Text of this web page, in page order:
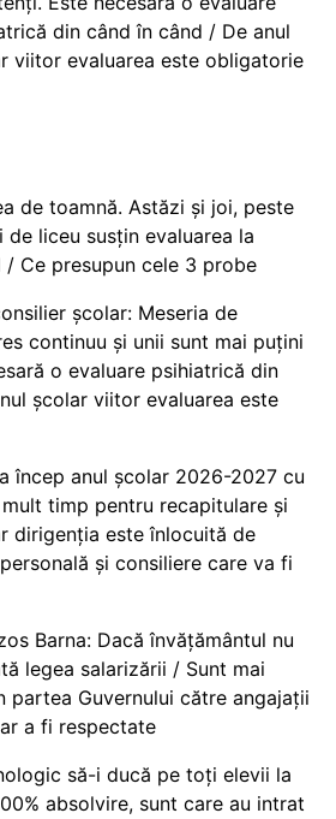
din când în când / De anul
viitor evaluarea este obligatorie
de toamnă. Astăzi și joi, peste
liceu susțin evaluarea la
/ Ce presupun cele 3 probe
școlar: Meseria de
continuu și unii sunt mai puțini
o evaluare psihiatrică din
școlar viitor evaluarea este
încep anul școlar 2026-2027 cu
timp pentru recapitulare și
dirigenția este înlocuită de
și consiliere care va fi
Barna: Dacă învățământul nu
legea salarizării / Sunt mai
partea Guvernului către angajații
a fi respectate
să-i ducă pe toți elevii la
absolvire, sunt care au intrat